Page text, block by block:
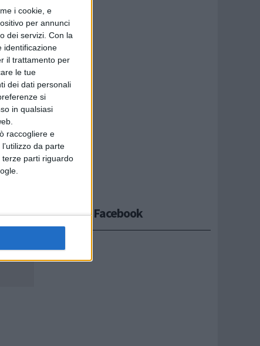
i cookie, e
per annunci
dei servizi. Con la
identificazione
il trattamento per
le tue
dei dati personali
si
in qualsiasi
raccogliere e
da parte
terze parti riguardo
Seguici su Facebook